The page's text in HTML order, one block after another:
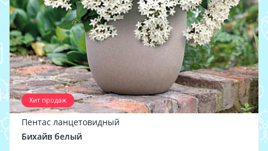
Хит продаж
Пентас ланцетовидный
Бихайв белый